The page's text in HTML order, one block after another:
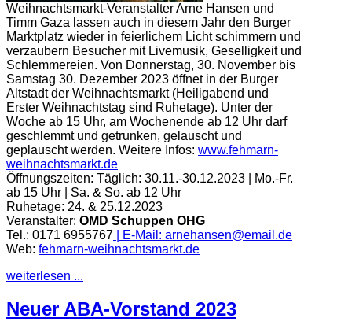
Weihnachtsmarkt-Veranstalter Arne Hansen und
Timm Gaza lassen auch in diesem Jahr den Burger
Marktplatz wieder in feierlichem Licht schimmern und
verzaubern Besucher mit Livemusik, Geselligkeit und
Schlemmereien. Von Donnerstag, 30. November bis
Samstag 30. Dezember 2023 öffnet in der Burger
Altstadt der Weihnachtsmarkt (Heiligabend und
Erster Weihnachtstag sind Ruhetage). Unter der
Woche ab 15 Uhr, am Wochenende ab 12 Uhr darf
geschlemmt und getrunken, gelauscht und
geplauscht werden. Weitere Infos: www.fehmarn-
weihnachtsmarkt.de
Öffnungszeiten: Täglich: 30.11.-30.12.2023 | Mo.-Fr.
ab 15 Uhr | Sa. & So. ab 12 Uhr
Ruhetage: 24. & 25.12.2023
Veranstalter: OMD Schuppen OHG
Tel.: 0171 6955767 | E-Mail: arnehansen@email.de
Web: fehmarn-weihnachtsmarkt.de
weiterlesen ...
Neuer ABA-Vorstand 2023